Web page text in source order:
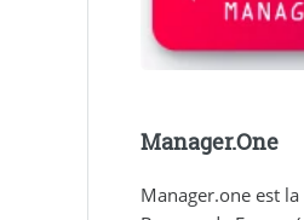
Manager.One
Manager.one est